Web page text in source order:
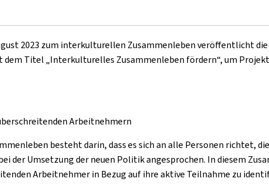
2023 zum interkulturellen Zusammenleben veröffentlicht
Titel „Interkulturelles Zusammenleben fördern“, um
Arbeitnehmern
besteht darin, dass es sich an alle Personen richtet,
der Umsetzung der neuen Politik angesprochen. In diesem
Arbeitnehmer in Bezug auf ihre aktive Teilnahme zu